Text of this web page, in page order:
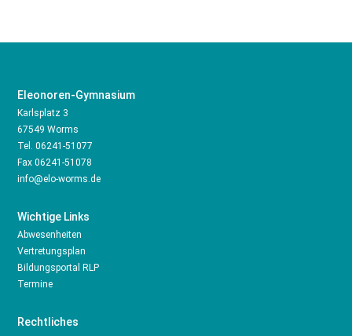
Eleonoren-Gymnasium
Karlsplatz 3
67549 Worms
Tel.06241-51077
Fax 06241-51078
info@elo-worms.de
Wichtige Links
Abwesenheiten
Vertretungsplan
Bildungsportal RLP
Termine
Rechtliches